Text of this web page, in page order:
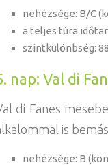
nehézsége: B/C
a teljes túra
szintkülönbség:
nap: Val di
di Fanes
is
nehézsége: B